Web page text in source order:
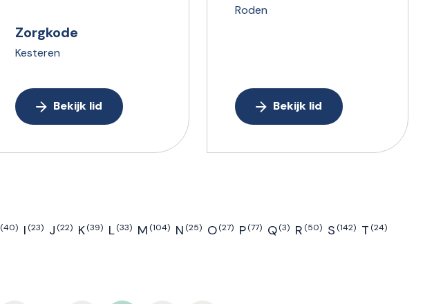
Zorgkode
Kesteren
Bekijk lid
Roden
Bekijk lid
(40) I (23) J (22) K(39) L(33) M (104) N (25) O(27) P(77) Q(3) R (50) S (142) T (24)